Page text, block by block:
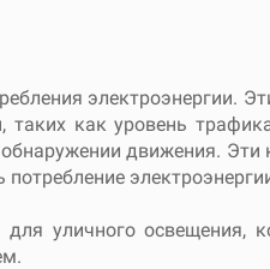
электроэнергии.
как уровень
движения. Эти
уличного освещения,